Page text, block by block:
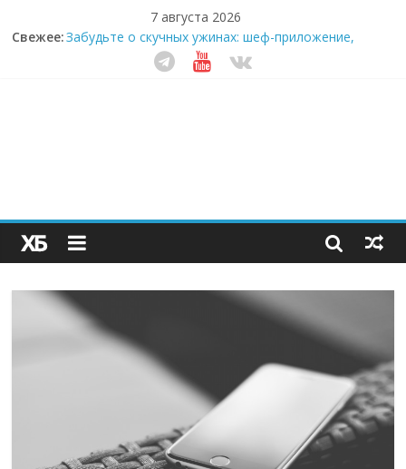
7 августа 2026
Свежее:Забудьте о скучных ужинах: шеф-приложение,
которое видит вашу еду насквозь
Небо зовёт: как бизнес на полётах дронов и
Секрет супергидратации: почему кокосовая вода с
пребиотиками становится главным трендом
здорового питания